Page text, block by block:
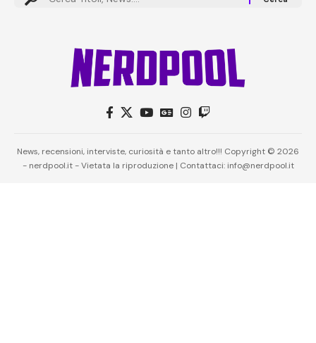
News, recensioni, interviste, curiosità e tanto altro!!! Copyright © 2026
- nerdpool.it - Vietata la riproduzione | Contattaci: info@nerdpool.it